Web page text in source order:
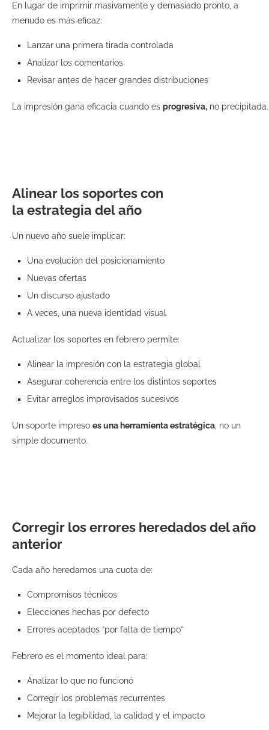
En lugar de imprimir masivamente y demasiado pronto, a
menudo es más eficaz:
Lanzar una primera tirada controlada
Analizar los comentarios
Revisar antes de hacer grandes distribuciones
La impresión gana eficacia cuando es progresiva, no
Alinear los soportes con
la estrategia del año
Un nuevo año suele implicar:
Una evolución del posicionamiento
Nuevas ofertas
Un discurso ajustado
A veces, una nueva identidad visual
Actualizar los soportes en febrero permite:
Alinear la impresión con la estrategia global
Asegurar coherencia entre los distintos soportes
Evitar arreglos improvisados sucesivos
Un soporte impreso es una herramienta estratégica, no un
simple documento.
Corregir los errores heredados del año
anterior
Cada año heredamos una cuota de:
Compromisos técnicos
Elecciones hechas por defecto
Errores aceptados “por falta de tiempo”
Febrero es el momento ideal para:
Analizar lo que no funcionó
Corregir los problemas recurrentes
Mejorar la legibilidad, la calidad y el impacto